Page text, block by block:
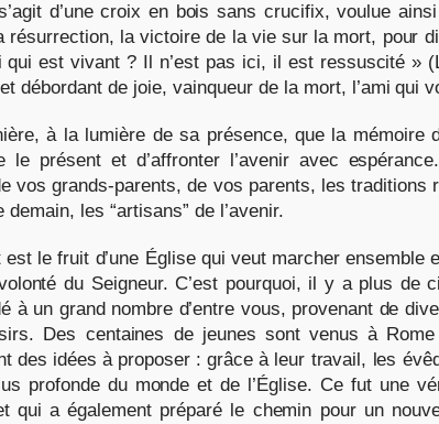
d’une croix en bois sans crucifix, voulue
résurrection, la victoire de la vie sur la mort, pour
est vivant ? Il n’est pas ici, il est ressuscité »
débordant de joie, vainqueur de la mort, l’ami qui
à la lumière de sa présence, que la mémoire
présent et d’affronter l’avenir avec
vos grands-parents, de vos parents, les
les “artisans” de l’avenir.
est le fruit d’une Église qui veut marcher ensemble
du Seigneur. C’est pourquoi, il y a plus de
à un grand nombre d’entre vous, provenant de
Des centaines de jeunes sont venus à
des idées à proposer : grâce à leur travail, les
profonde du monde et de l’Église. Ce fut une
qui a également préparé le chemin pour un